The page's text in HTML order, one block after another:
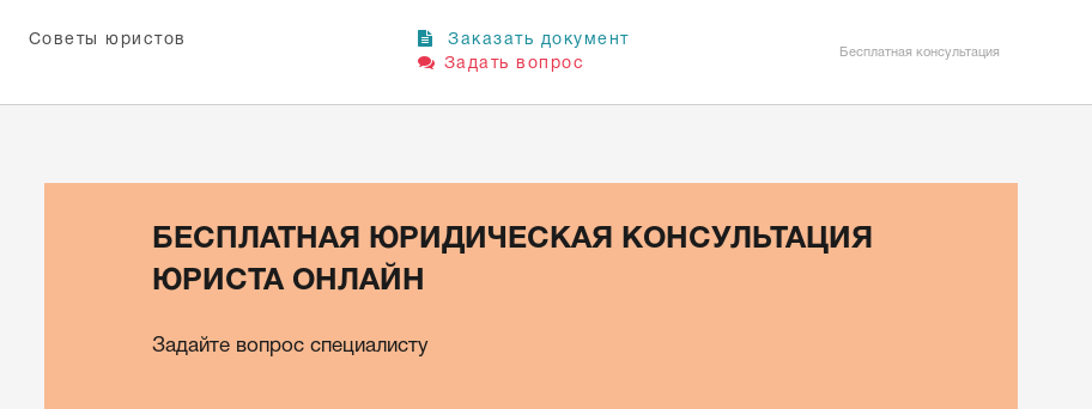
Советы юристов
Заказать документ
Задать вопрос
Бесплатная консультация
БЕСПЛАТНАЯ ЮРИДИЧЕСКАЯ КОНСУЛЬТАЦИЯ
ЮРИСТА ОНЛАЙН
Задайте вопрос специалисту